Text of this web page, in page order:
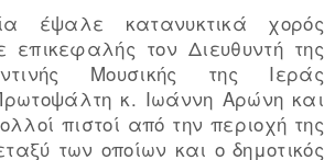
έψαλε κατανυκτικά χορός
επικεφαλής τον Διευθυντή της
Μουσικής της Ιεράς
κ. Ιωάννη Αρώνη και
πιστοί από την περιοχή της
των οποίων και ο δημοτικός